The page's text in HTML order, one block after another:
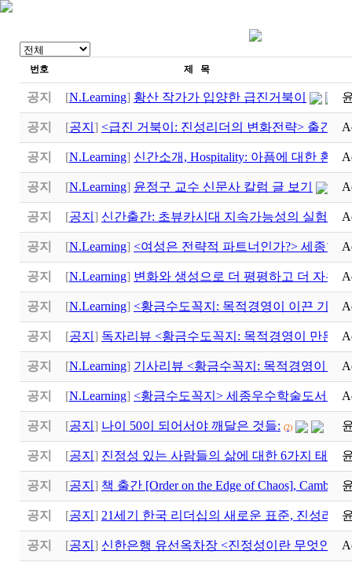
번호 제 목
공지 [N.Learning] 황산 작가가 입양한 급진거북이
공지 [공지 ] <급진 거북이: 진성리더의 변화전략> 출간
공지 [N.Learning] 신간소개, Hospitality: 아픔에 대한 환대
공지 [N.Learning] 윤정구 교수 신문사 칼럼 글 보기
공지 [공지 ] 신간출간: 초뷰카시대 지속가능성의 실험실
공지 [N.Learning] <여성은 전략적 파트너인가?> 세종학
공지 [N.Learning] 변화와 생성으로 더 평평하고 더 자유
공지 [N.Learning] <황금수도꼭지: 목적경영이 이끈 기적
공지 [공지 ] 독자리뷰 <황금수도꼭지: 목적경영이 만든
공지 [N.Learning] 기사리뷰 <황금수꼭지: 목적경영이 만
공지 [N.Learning] <황금수도꼭지> 세종우수학술도서 선
공지 [공지 ] 나이 50이 되어서야 깨달은 것들: (2)
공지 [공지 ] 진정성 있는 사람들의 삶에 대한 6가지 태도 (1)
공지 [공지 ] 책 출간 [Order on the Edge of Chaos],
공지 [공지 ] 21세기 한국 리더십의 새로운 표준, 진성리더
공지 [공지 ] 신한은행 유선옥차장 <진정성이란 무엇인가